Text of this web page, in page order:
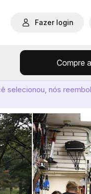
Fazer login
Compre
selecionou, nós